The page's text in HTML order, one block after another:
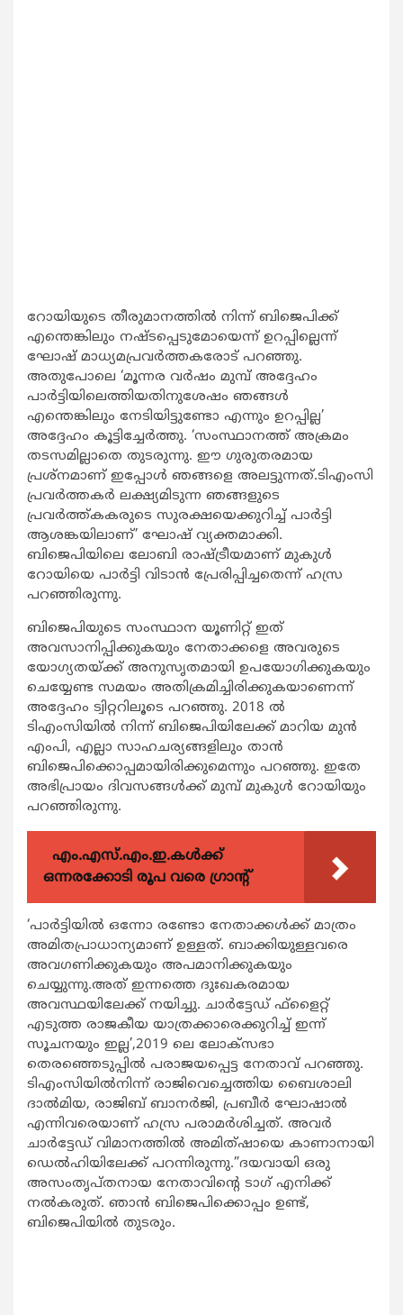
റോയിയുടെ തീരുമാനത്തില്‍ നിന്ന് ബിജെപിക്ക്
എന്തെങ്കിലും നഷ്ടപ്പെടുമോയെന്ന് ഉറപ്പില്ലെന്ന്
ഘോഷ് മാധ്യമപ്രവര്‍ത്തകരോട് പറഞ്ഞു.
അതുപോലെ ‘മൂന്നര വര്‍ഷം മുമ്പ് അദ്ദേഹം
പാര്‍ട്ടിയിലെത്തിയതിനുശേഷം ഞങ്ങള്‍
എന്തെങ്കിലും നേടിയിട്ടുണ്ടോ എന്നും ഉറപ്പില്ല’
അദ്ദേഹം കൂട്ടിച്ചേര്‍ത്തു. ‘സംസ്ഥാനത്ത് അക്രമം
തടസമില്ലാതെ തുടരുന്നു. ഈ ഗുരുതരമായ
പ്രശ്നമാണ് ഇപ്പോള്‍ ഞങ്ങളെ അലട്ടുന്നത്.ടിഎംസി
പ്രവര്‍ത്തകര്‍ ലക്ഷ്യമിടുന്ന ഞങ്ങളുടെ
പ്രവര്‍ത്ത്കകരുടെ സുരക്ഷയെക്കുറിച്ച് പാര്‍ട്ടി
ആശങ്കയിലാണ്’ ഘോഷ് വ്യക്തമാക്കി.
ബിജെപിയിലെ ലോബി രാഷ്ട്രീയമാണ് മുകുള്‍
റോയിയെ പാര്‍ട്ടി വിടാന്‍ പ്രേരിപ്പിച്ചതെന്ന് ഹസ്ര
പറഞ്ഞിരുന്നു.
ബിജെപിയുടെ സംസ്ഥാന യൂണിറ്റ് ഇത്
അവസാനിപ്പിക്കുകയും നേതാക്കളെ അവരുടെ
യോഗ്യതയ്ക്ക് അനുസൃതമായി ഉപയോഗിക്കുകയും
ചെയ്യേണ്ട സമയം അതിക്രമിച്ചിരിക്കുകയാണെന്ന്
അദ്ദേഹം ട്വിറ്ററിലൂടെ പറഞ്ഞു. 2018 ല്‍
ടിഎംസിയില്‍ നിന്ന് ബിജെപിയിലേക്ക് മാറിയ മുന്‍
എംപി, എല്ലാ സാഹചര്യങ്ങളിലും താന്‍
ബിജെപിക്കൊപ്പമായിരിക്കുമെന്നും പറഞ്ഞു. ഇതേ
അഭിപ്രായം ദിവസങ്ങള്‍ക്ക് മുമ്പ് മുകുള്‍ റോയിയും
പറഞ്ഞിരുന്നു.
എം.എസ്.എം.ഇ.കൾക്ക്
ഒന്നരക്കോടി രൂപ വരെ ഗ്രാന്റ്
‘പാര്‍ട്ടിയില്‍ ഒന്നോ രണ്ടോ നേതാക്കള്‍ക്ക് മാത്രം
അമിതപ്രാധാന്യമാണ് ഉള്ളത്. ബാക്കിയുള്ളവരെ
അവഗണിക്കുകയും അപമാനിക്കുകയും
ചെയ്യുന്നു.അത് ഇന്നത്തെ ദുഃഖകരമായ
അവസ്ഥയിലേക്ക് നയിച്ചു. ചാര്‍ട്ടേഡ് ഫ്ളൈറ്റ്
എടുത്ത രാജകീയ യാത്രക്കാരെക്കുറിച്ച് ഇന്ന്
സൂചനയും ഇല്ല’,2019 ലെ ലോക്സഭാ
തെരഞ്ഞെടുപ്പില്‍ പരാജയപ്പെട്ട നേതാവ് പറഞ്ഞു.
ടിഎംസിയില്‍നിന്ന് രാജിവെച്ചെത്തിയ ബൈശാലി
ദാല്‍മിയ, രാജിബ് ബാനര്‍ജി, പ്രബീര്‍ ഘോഷാല്‍
എന്നിവരെയാണ് ഹസ്ര പരാമര്‍ശിച്ചത്. അവര്‍
ചാര്‍ട്ടേഡ് വിമാനത്തില്‍ അമിത്ഷായെ കാണാനായി
ഡെല്‍ഹിയിലേക്ക് പറന്നിരുന്നു.”ദയവായി ഒരു
അസംതൃപ്തനായ നേതാവിന്‍റെ ടാഗ് എനിക്ക്
നല്‍കരുത്. ഞാന്‍ ബിജെപിക്കൊപ്പം ഉണ്ട്,
ബിജെപിയില്‍ തുടരും.